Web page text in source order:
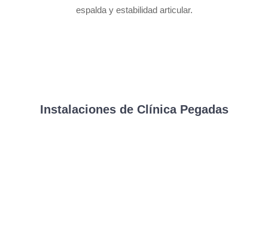
espalda y estabilidad articular.
Instalaciones de Clínica Pegadas